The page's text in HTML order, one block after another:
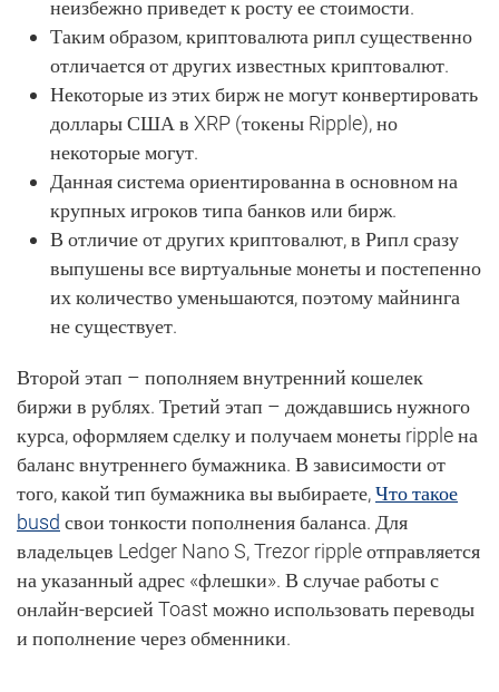
неизбежно приведет к росту ее стоимости.
Таким образом, криптовалюта рипл существенно
отличается от других известных криптовалют.
Некоторые из этих бирж не могут конвертировать
доллары США в XRP (токены Ripple), но
некоторые могут.
Данная система ориентированна в основном на
крупных игроков типа банков или бирж.
В отличие от других криптовалют, в Рипл сразу
выпушены все виртуальные монеты и постепенно
их количество уменьшаются, поэтому майнинга
не существует.
Второй этап – пополняем внутренний кошелек
биржи в рублях. Третий этап – дождавшись нужного
курса, оформляем сделку и получаем монеты ripple на
баланс внутреннего бумажника. В зависимости от
того, какой тип бумажника вы выбираете,Что такое
busd свои тонкости пополнения баланса. Для
владельцев Ledger Nano S, Trezor ripple отправляется
на указанный адрес «флешки». В случае работы с
онлайн-версией Toast можно использовать переводы
и пополнение через обменники.